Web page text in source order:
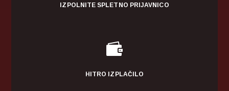
IZPOLNITE SPLETNO PRIJAVNICO

HITRO IZPLAČILO